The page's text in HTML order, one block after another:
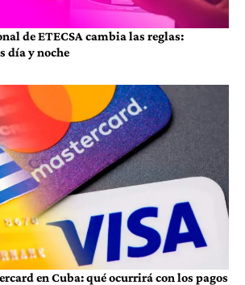
de ETECSA cambia las reglas:
día y noche
en Cuba: qué ocurrirá con los pagos